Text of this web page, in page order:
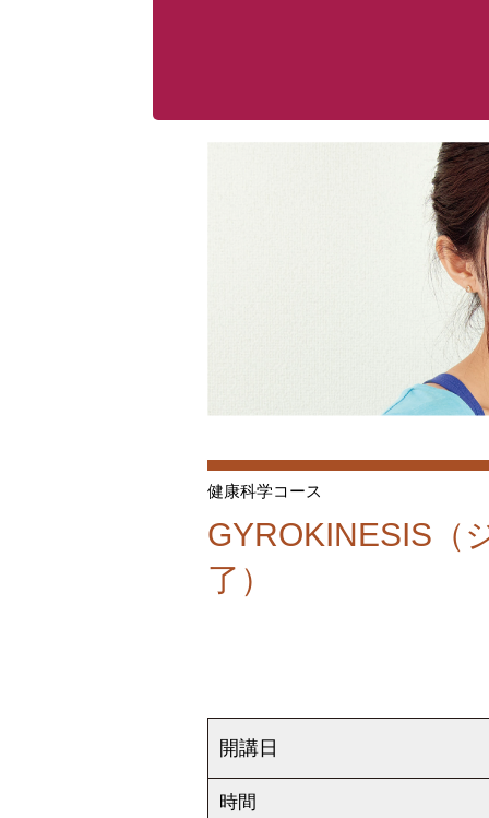
健康科学コース
GYROKINESIS（
了）
開講日
時間